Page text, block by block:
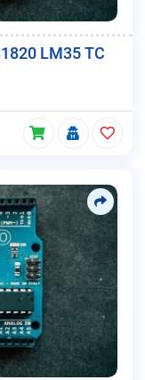
LM35 TC